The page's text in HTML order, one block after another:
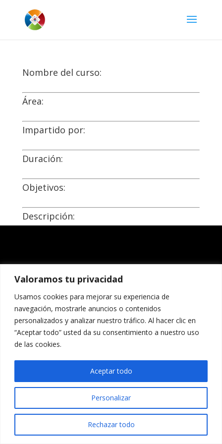
Valoramos tu privacidad
Usamos cookies para mejorar su experiencia de
navegación, mostrarle anuncios o contenidos
personalizados y analizar nuestro tráfico. Al hacer clic en
“Aceptar todo” usted da su consentimiento a nuestro uso
de las cookies.
Personalizar
Rechazar todo
Aceptar todo
Nombre del curso:
Área:
Impartido por:
Duración:
Objetivos:
Descripción: